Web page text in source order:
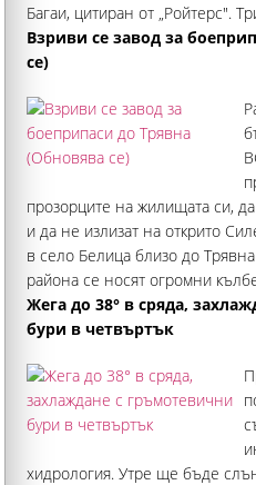
Багаи, цитиран от „Ройтерс".
миналата седмица
Взриви се завод за
се)
прозорците на жилищата си,
и да не излизат на открито
в село Белица близо до
района се носят огромни
Жега до 38° в сряда,
бури в четвъртък
хидрология. Утре ще бъде